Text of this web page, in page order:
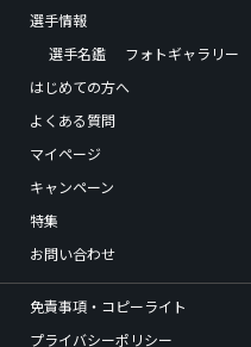
選手情報
選手名鑑
フォトギャラリー
はじめての方へ
よくある質問
マイページ
キャンペーン
特集
お問い合わせ
免責事項・コピーライト
プライバシーポリシー